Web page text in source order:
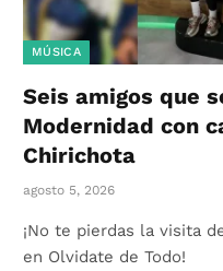
MÚSICA
Seis amigos que
Modernidad con
Chirichota
agosto 5, 2026
¡No te pierdas la visita
en Olvidate de Todo!